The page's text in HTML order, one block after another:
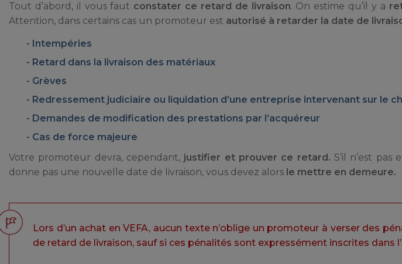
Tout d’abord, il vous faut constater ce retard de livraison. On estime qu’il y a
Attention, dans certains cas un promoteur est autorisé à retarder la date de
Intempéries
Retard dans la livraison des matériaux
Grèves
Redressement judiciaire ou liquidation d’une entreprise intervenant sur le
Demandes de modification des prestations par l’acquéreur
Cas de force majeure
Votre promoteur devra, cependant, justifier et prouver ce retard. S’il n’est
donne pas une nouvelle date de livraison, vous devez alors le mettre en demeure.
Lors d’un achat en VEFA, aucun texte n’oblige un promoteur à verser des
de retard de livraison, sauf si ces pénalités sont expressément inscrites dans